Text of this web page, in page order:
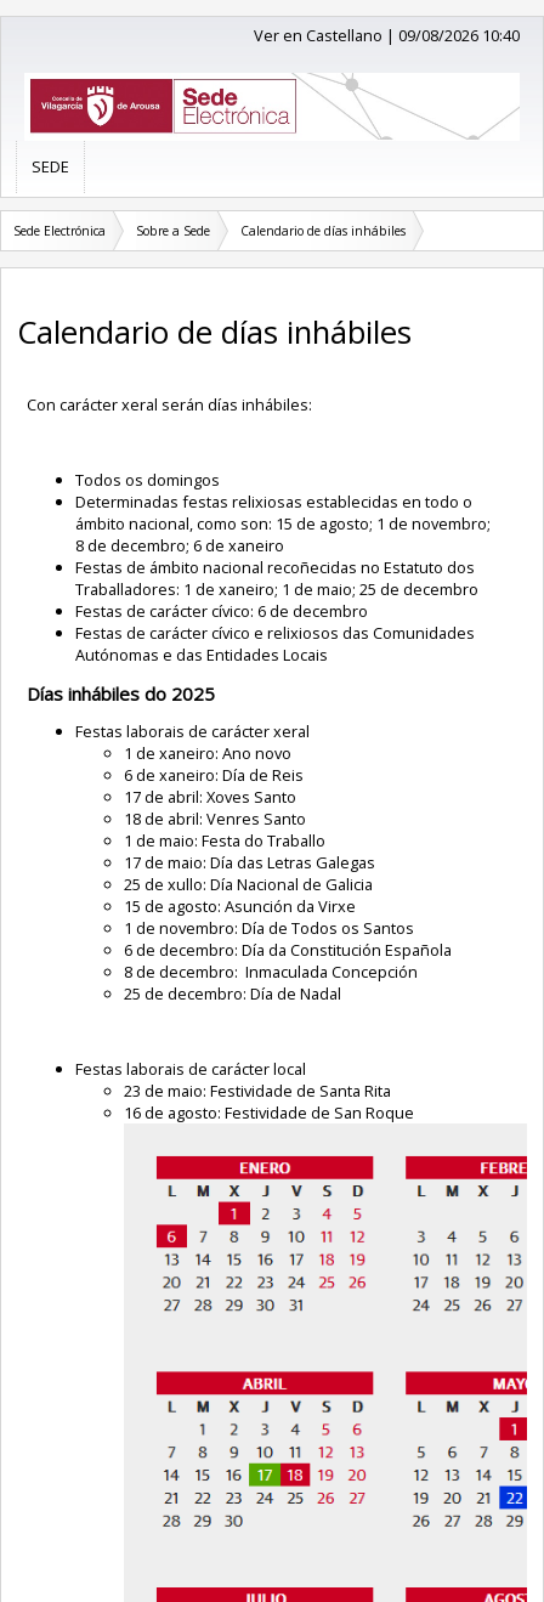
Ver en Castellano |09/08/2026 10:40
SEDE
Sede Electrónica Sobre a Sede Calendario de días inhábiles
Calendario de días inhábiles
Con carácter xeral serán días inhábiles:
Todos os domingos
Determinadas festas relixiosas establecidas en todo o
ámbito nacional, como son: 15 de agosto; 1 de novembro;
8 de decembro; 6 de xaneiro
Festas de ámbito nacional recoñecidas no Estatuto dos
Traballadores: 1 de xaneiro; 1 de maio; 25 de decembro
Festas de carácter cívico: 6 de decembro
Festas de carácter cívico e relixiosos das Comunidades
Autónomas e das Entidades Locais
Días inhábiles do 2025
Festas laborais de carácter xeral
1 de xaneiro: Ano novo
6 de xaneiro: Día de Reis
17 de abril: Xoves Santo
18 de abril: Venres Santo
1 de maio: Festa do Traballo
17 de maio: Día das Letras Galegas
25 de xullo: Día Nacional de Galicia
15 de agosto: Asunción da Virxe
1 de novembro: Día de Todos os Santos
6 de decembro: Día da Constitución Española
8 de decembro: Inmaculada Concepción
25 de decembro: Día de Nadal
Festas laborais de carácter local
23 de maio: Festividade de Santa Rita
16 de agosto: Festividade de San Roque